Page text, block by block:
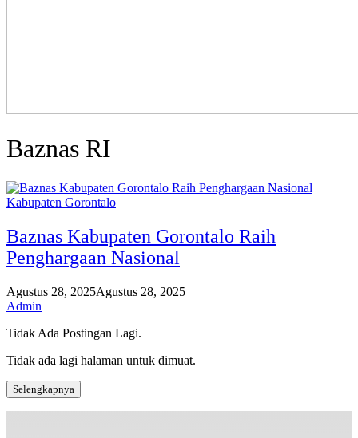
Baznas RI
Kabupaten Gorontalo
Baznas Kabupaten Gorontalo Raih
Penghargaan Nasional
Agustus 28, 2025Agustus 28, 2025
Admin
Tidak Ada Postingan Lagi.
Tidak ada lagi halaman untuk dimuat.
Selengkapnya